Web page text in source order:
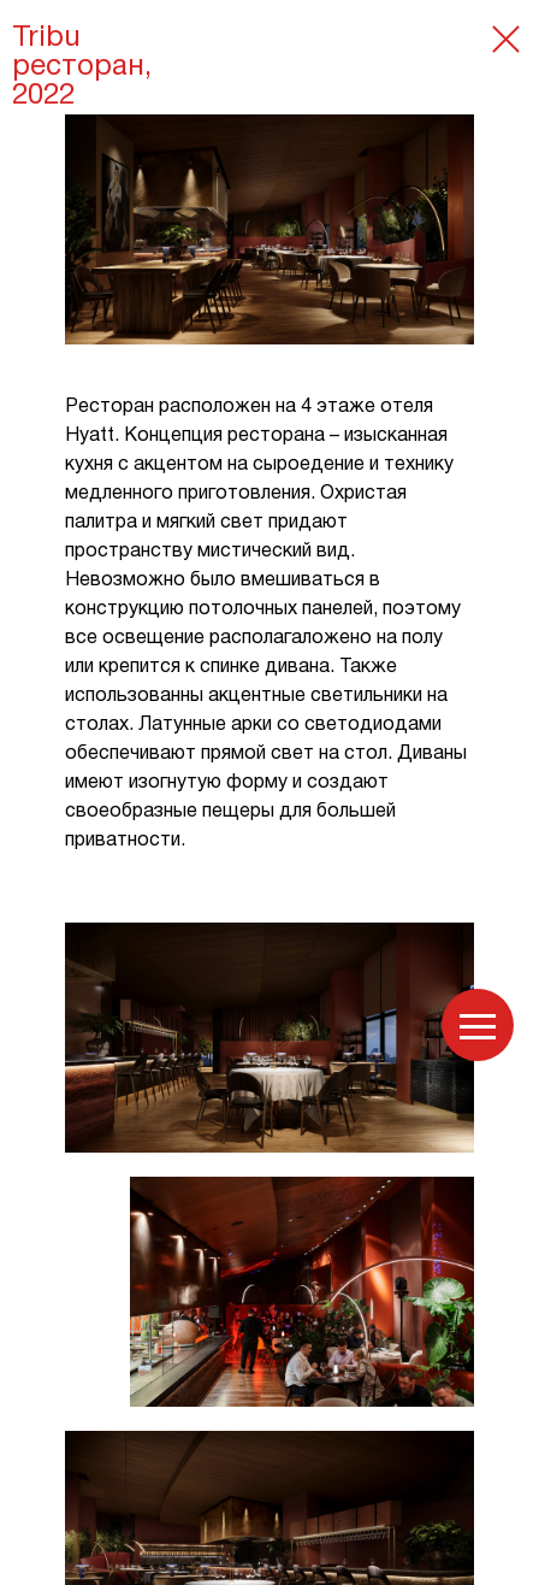
Tribu
ресторан,
2022
Ресторан расположен на 4 этаже отеля
Hyatt. Концепция ресторана – изысканная
кухня с акцентом на сыроедение и технику
медленного приготовления. Охристая
палитра и мягкий свет придают
пространству мистический вид.
Невозможно было вмешиваться в
конструкцию потолочных панелей, поэтому
все освещение располагаложено на полу
или крепится к спинке дивана. Также
использованны акцентные светильники на
столах. Латунные арки со светодиодами
обеспечивают прямой свет на стол. Диваны
имеют изогнутую форму и создают
своеобразные пещеры для большей
приватности.